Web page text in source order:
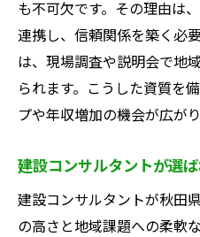
も不可欠です。その理由は
連携し、信頼関係を築く必
は、現場調査や説明会で地
られます。こうした資質を
プや年収増加の機会が広がり
建設コンサルタントが選
建設コンサルタントが秋田
の高さと地域課題への柔軟